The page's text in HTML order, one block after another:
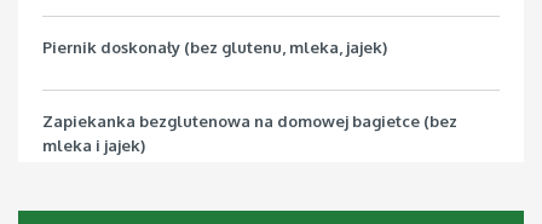
Piernik doskonały (bez glutenu, mleka, jajek)
Zapiekanka bezglutenowa na domowej bagietce (bez
mleka i jajek)